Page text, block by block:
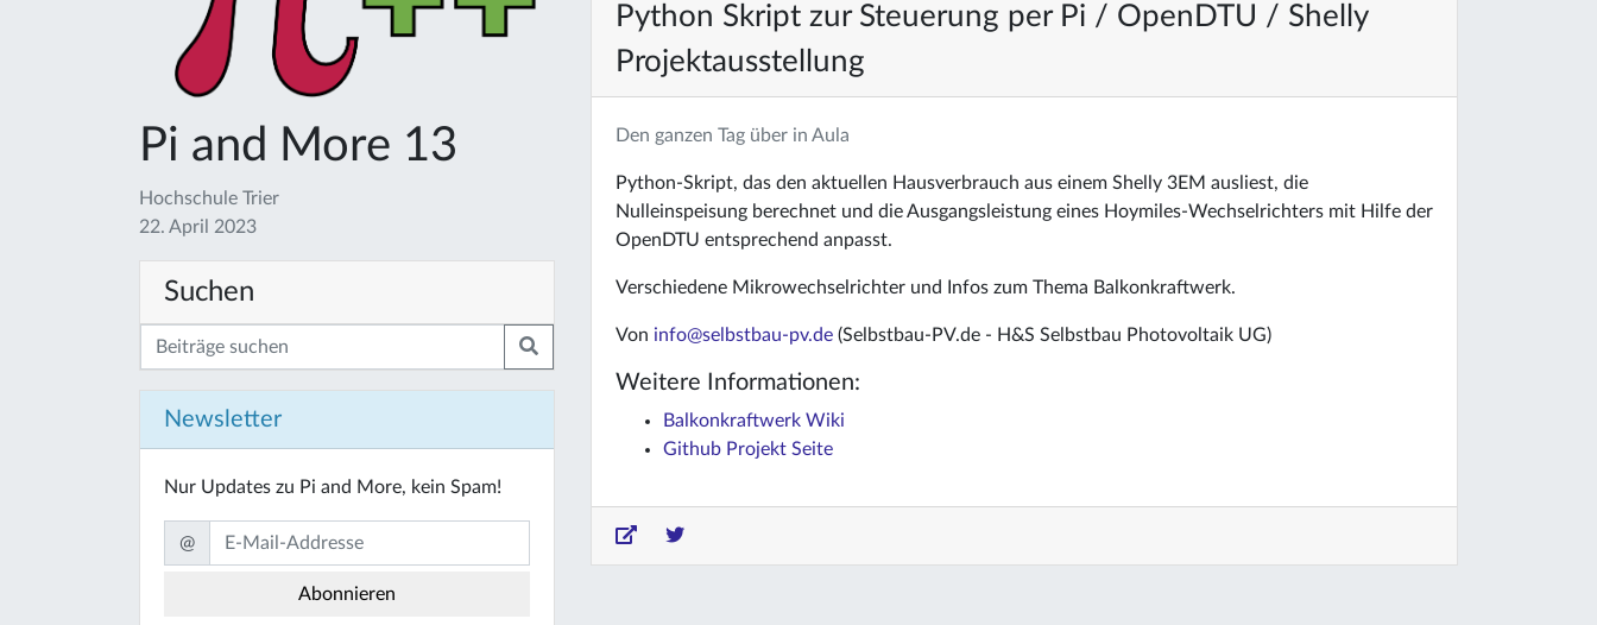
Pi and More 13
Hochschule Trier
22. April 2023
Suchen
Newsletter
Nur Updates zu Pi and More, kein Spam!
@
Python Skript zur Steuerung per Pi / OpenDTU / Shelly
Projektausstellung
Den ganzen Tag über in Aula
Python-Skript, das den aktuellen Hausverbrauch aus einem Shelly 3EM ausliest, die
Nulleinspeisung berechnet und die Ausgangsleistung eines Hoymiles-Wechselrichters mit Hilfe der
OpenDTU entsprechend anpasst.
Verschiedene Mikrowechselrichter und Infos zum Thema Balkonkraftwerk.
Von info@selbstbau-pv.de (Selbstbau-PV.de - H&S Selbstbau Photovoltaik UG)
Weitere Informationen:
Balkonkraftwerk Wiki
Github Projekt Seite